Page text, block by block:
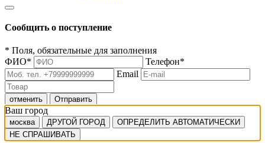
Сообщить о поступление
* Поля, обязательные для заполнения
ФИО* Телефон*
Email
отменить Отправить
Ваш город
москва ДРУГОЙ ГОРОД
ОПРЕДЕЛИТЬ АВТОМАТИЧЕСКИ
НЕ СПРАШИВАТЬ